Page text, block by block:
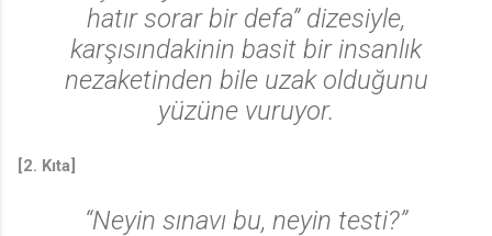
hatır sorar bir defa” dizesiyle,
karşısındakinin basit bir insanlık
nezaketinden bile uzak olduğunu
yüzüne vuruyor.
[2. Kıta]
“Neyin sınavı bu, neyin testi?”